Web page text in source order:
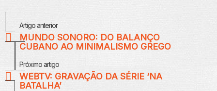
MaisArtigo anterior
MUNDO SONORO: DO BALANÇO
CUBANO AO MINIMALISMO GREGO
Próximo artigo
WEBTV: GRAVAÇÃO DA SÉRIE ‘NA
BATALHA’